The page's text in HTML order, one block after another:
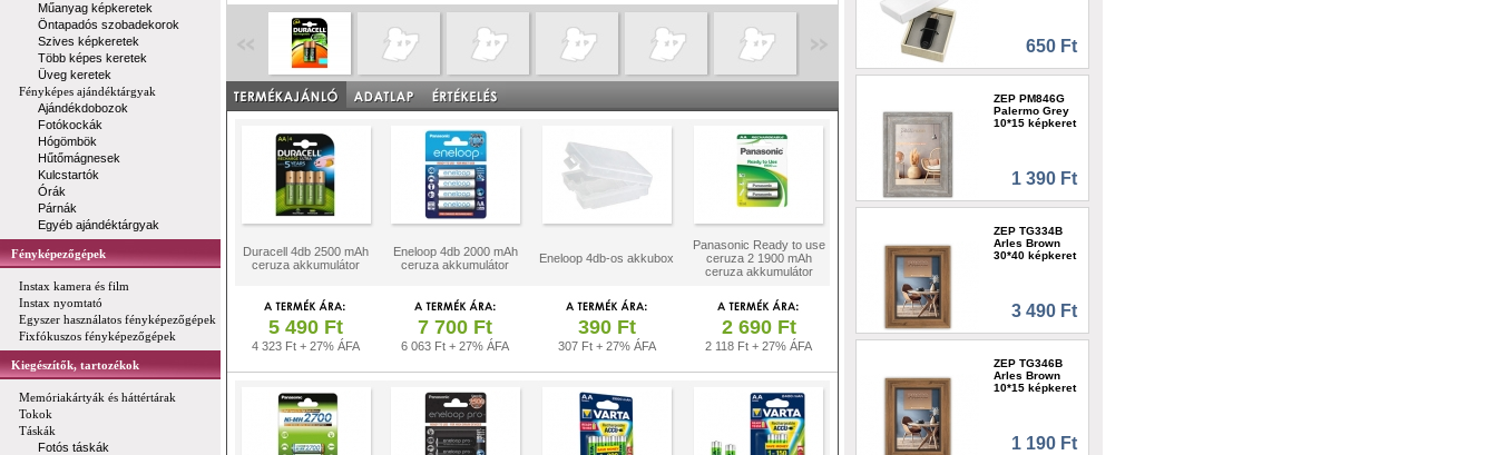
Műanyag képkeretek
Öntapadós szobadekorok
Szives képkeretek
Több képes keretek
Üveg keretek
Fényképes ajándéktárgyak
Ajándékdobozok
Fotókockák
Hógömbök
Hűtőmágnesek
Kulcstartók
Órák
Párnák
Egyéb ajándéktárgyak
Fényképezőgépek
Instax kamera és film
Instax nyomtató
Egyszer használatos fényképezőgépek
Fixfókuszos fényképezőgépek
Kiegészítők, tartozékok
Memóriakártyák és háttértárak
Tokok
Táskák
Fotós táskák
Duracell 4db 2500 mAh
ceruza akkumulátor
Eneloop 4db 2000 mAh
ceruza akkumulátor
Eneloop 4db-os akkubox
Panasonic Ready to use
ceruza 2 1900 mAh
ceruza akkumulátor
5 490 Ft
4 323 Ft + 27% ÁFA
7 700 Ft
6 063 Ft + 27% ÁFA
390 Ft
307 Ft + 27% ÁFA
2 690 Ft
2 118 Ft + 27% ÁFA
650 Ft
ZEP PM846G
Palermo Grey
10*15 képkeret
1 390 Ft
ZEP TG334B
Arles Brown
30*40 képkeret
3 490 Ft
ZEP TG346B
Arles Brown
10*15 képkeret
1 190 Ft